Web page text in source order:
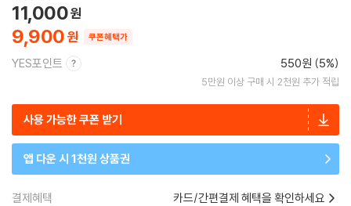
9,900
11,000
쿠폰혜택가
YES포인트 550원 (5%)
5만원 이상 구매 시 2천원 추가 적립
사용 가능한 쿠폰 받기
앱 다운 시 1천원 상품권
결제혜택 카드/간편결제 혜택을 확인하세요